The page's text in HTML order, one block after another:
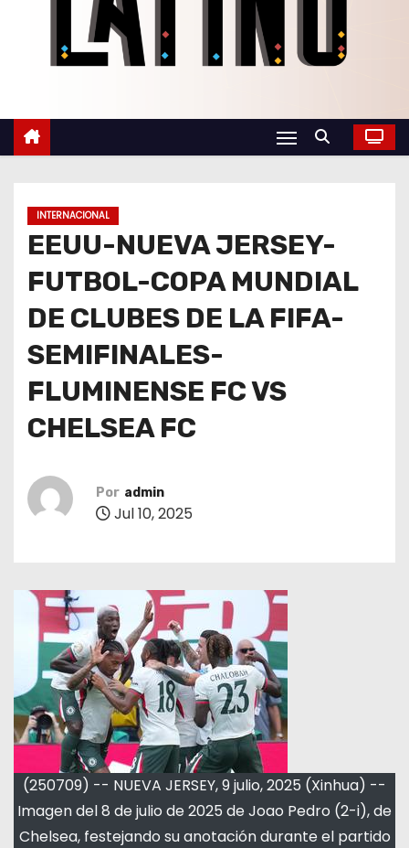
INTERNACIONAL
EEUU-NUEVA JERSEY-
FUTBOL-COPA MUNDIAL
DE CLUBES DE LA FIFA-
SEMIFINALES-
FLUMINENSE FC VS
CHELSEA FC
Por admin
Jul 10, 2025
(250709) -- NUEVA JERSEY, 9 julio, 2025 (Xinhua) --
Imagen del 8 de julio de 2025 de Joao Pedro (2-i), de
Chelsea, festejando su anotación durante el partido